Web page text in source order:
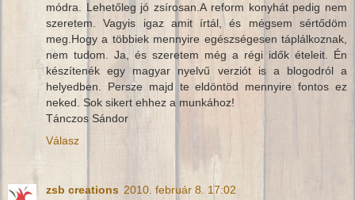
módra. Lehetőleg jó zsírosan.A reform konyhát pedig nem
szeretem. Vagyis igaz amit írtál, és mégsem sértődöm
meg.Hogy a többiek mennyire egészségesen táplálkoznak,
nem tudom. Ja, és szeretem még a régi idők ételeit. Én
készítenék egy magyar nyelvű verziót is a blogodról a
helyedben. Persze majd te eldöntöd mennyire fontos ez
neked. Sok sikert ehhez a munkához!
Tánczos Sándor
Válasz
zsb creations 2010. február 8. 17:02